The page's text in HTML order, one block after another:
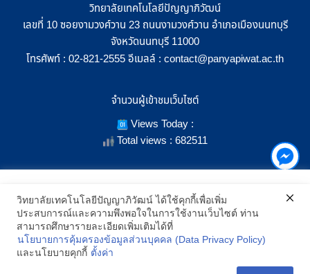
วิทยาลัยเทคโนโลยีปัญญาภิวัฒน์
เลขที่ 10 ซอยงามวงศ์วาน 23 ถนนงามวงศ์วาน อำเภอเมืองนนทบุรี
จังหวัดนนทบุรี 11000
โทรศัพท์ : 02-821-2555 อีเมลล์ : contact@panyapiwat.ac.th
จำนวนผู้เข้าชมเว็บไซต์
Views Today :
Total views : 682511
SHOW LOCATION ON MAP
2021 All Rights Reserved © Panyapiwat Learning Center | Privacy
เราใช้คุกกี้เพื่อเพิ่มประสิทธิภาพ และประสบการณ์ที่ดีในการใช้งาน
เว็บไซต์ เมื่อคุณกดยอมรับเราจะสามารถเลือกแสดงสิ่งที่น่าสนใจสำหรับ
คุณได้โดยเฉพาะ และหากคุณต้องการเปลี่ยนการตั้งค่าของคุกกี้
สามารถเลือกตั้งค่าความยินยอมการใช้คุกกี้ได้ โดยคลิก "การตั้งค่า"
อ่านนโยบายคุกกี้เพิ่มเติม
วิทยาลัยเทคโนโลยีปัญญาภิวัฒน์ ได้ใช้คุกกี้เพื่อเพิ่ม
ประสบการณ์และความพึงพอใจในการใช้งานเว็บไซต์ ท่าน
สามารถศึกษารายละเอียดเพิ่มเติมได้ที่
นโยบายการคุ้มครองข้อมูลส่วนบุคคล (Data Privacy Policy)
และนโยบายคุกกี้ ตั้งค่า